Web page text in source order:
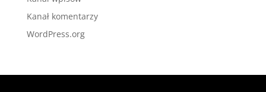
Kanał komentarzy
WordPress.org